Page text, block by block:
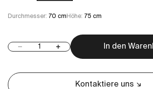
Durchmesser: 70 cm Höhe: 75 cm
Anzahl verringernAnzahl erhöhen In den
Kontaktiere uns